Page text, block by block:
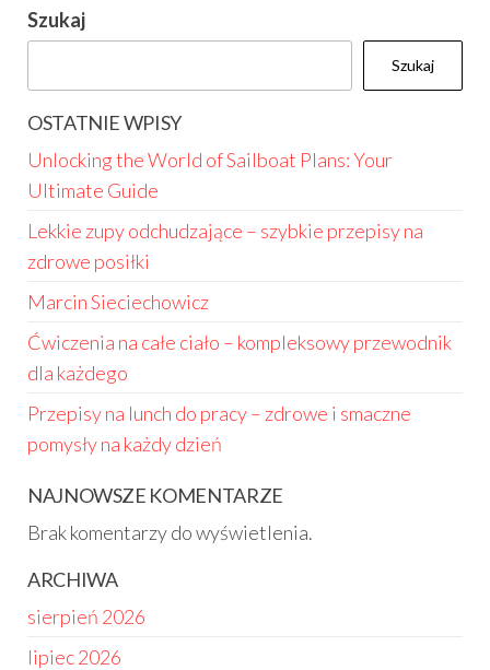
Szukaj
Szukaj
OSTATNIE WPISY
Unlocking the World of Sailboat Plans: Your
Ultimate Guide
Lekkie zupy odchudzające – szybkie przepisy na
zdrowe posiłki
Marcin Sieciechowicz
Ćwiczenia na całe ciało – kompleksowy przewodnik
dla każdego
Przepisy na lunch do pracy – zdrowe i smaczne
pomysły na każdy dzień
NAJNOWSZE KOMENTARZE
Brak komentarzy do wyświetlenia.
ARCHIWA
sierpień 2026
lipiec 2026